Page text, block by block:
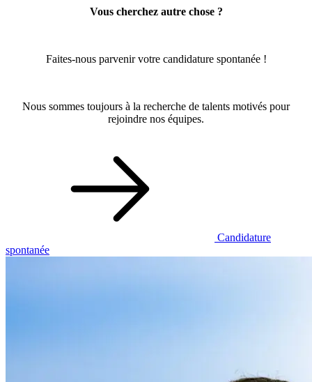
Vous cherchez autre chose ?
Faites-nous parvenir votre candidature spontanée !
Nous sommes toujours à la recherche de talents motivés pour
rejoindre nos équipes.
Candidature
spontanée